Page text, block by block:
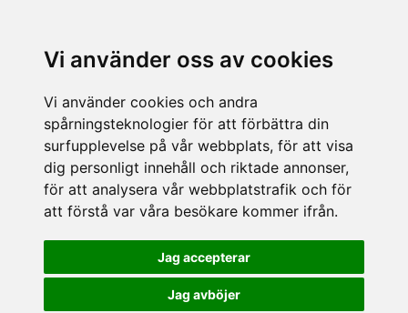
Vi använder oss av cookies
Vi använder cookies och andra
spårningsteknologier för att förbättra din
surfupplevelse på vår webbplats, för att visa
dig personligt innehåll och riktade annonser,
för att analysera vår webbplatstrafik och för
att förstå var våra besökare kommer ifrån.
Jag accepterar
Jag avböjer